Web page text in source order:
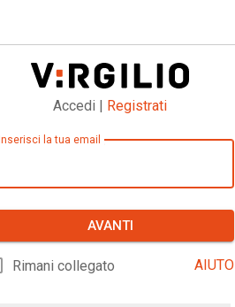
Accedi | Registrati
Inserisci la tua email
AVANTI
Rimani collegato AIUTO